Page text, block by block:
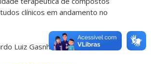
clínicos em andamento no
Luiz Gasnhar Moreira